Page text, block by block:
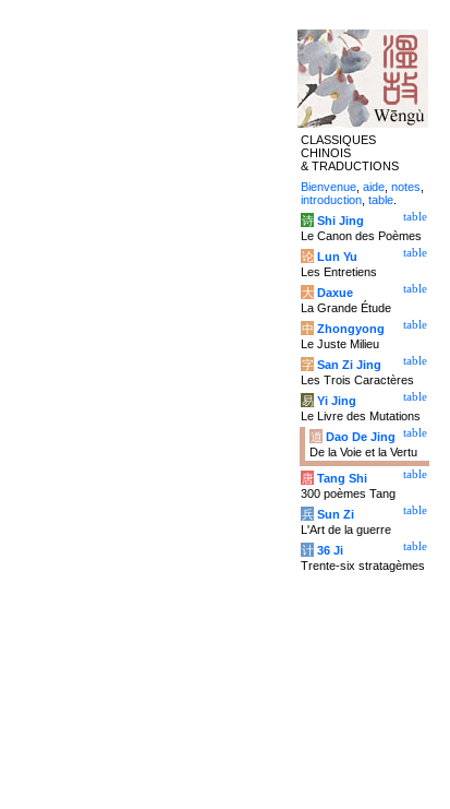
CLASSIQUES
CHINOIS
& TRADUCTIONS
Bienvenue aide notes
introduction table
table
诗 Shi Jing
Le Canon des Poèmes
table
论 Lun Yu
Les Entretiens
table
大 Daxue
La Grande Étude
table
中 Zhongyong
Le Juste Milieu
table
字 San Zi Jing
Les Trois Caractères
table
易 Yi Jing
Le Livre des Mutations
table
道 Dao De Jing
De la Voie et la Vertu
table
唐 Tang Shi
300 poèmes Tang
table
兵 Sun Zi
L'Art de la guerre
table
计 36 Ji
Trente-six stratagèmes